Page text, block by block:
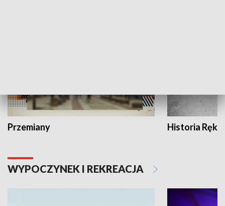
Przemiany Historia Ręką
WYPOCZYNEK I REKREACJA